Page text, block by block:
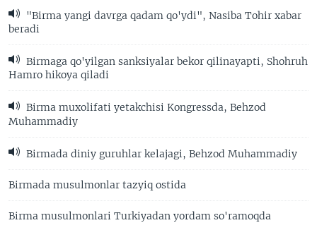
"Birma yangi davrga qadam qo'ydi", Nasiba Tohir xabar
beradi
Birmaga qo'yilgan sanksiyalar bekor qilinayapti, Shohruh
Hamro hikoya qiladi
Birma muxolifati yetakchisi Kongressda, Behzod
Muhammadiy
Birmada diniy guruhlar kelajagi, Behzod Muhammadiy
Birmada musulmonlar tazyiq ostida
Birma musulmonlari Turkiyadan yordam so'ramoqda